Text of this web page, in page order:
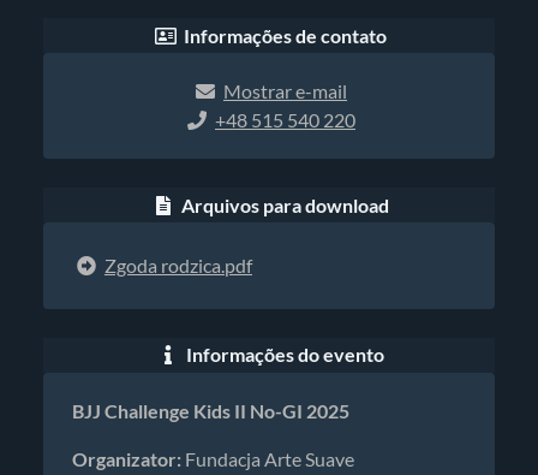
Informações de contato
Mostrar e-mail
+48 515 540 220
Arquivos para download
Zgoda rodzica.pdf
Informações do evento
BJJ Challenge Kids II No-GI 2025
Organizator: Fundacja Arte Suave